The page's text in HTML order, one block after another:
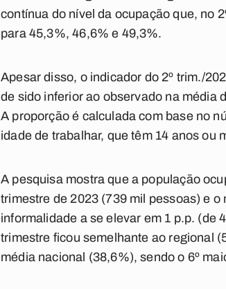
contínua do nível da ocupação que, no
para 45,3%, 46,6% e 49,3%.
Apesar disso, o indicador do 2º trim./
de sido inferior ao observado na média
A proporção é calculada com base no
idade de trabalhar, que têm 14 anos ou
A pesquisa mostra que a população
trimestre de 2023 (739 mil pessoas) e
informalidade a se elevar em 1 p.p. (de
trimestre ficou semelhante ao regional
média nacional (38,6%), sendo o 6º